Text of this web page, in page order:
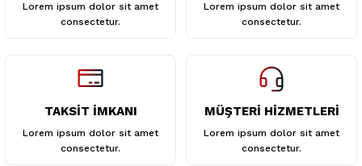
Lorem ipsum dolor sit amet
consectetur.
Lorem ipsum dolor sit amet
consectetur.
TAKSİT İMKANI
Lorem ipsum dolor sit amet
consectetur.
MÜŞTERİ HİZMETLERİ
Lorem ipsum dolor sit amet
consectetur.